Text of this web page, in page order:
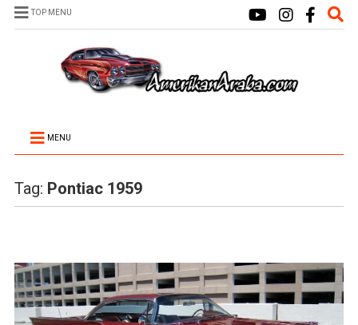
TOP MENU
MENU
Tag: Pontiac 1959